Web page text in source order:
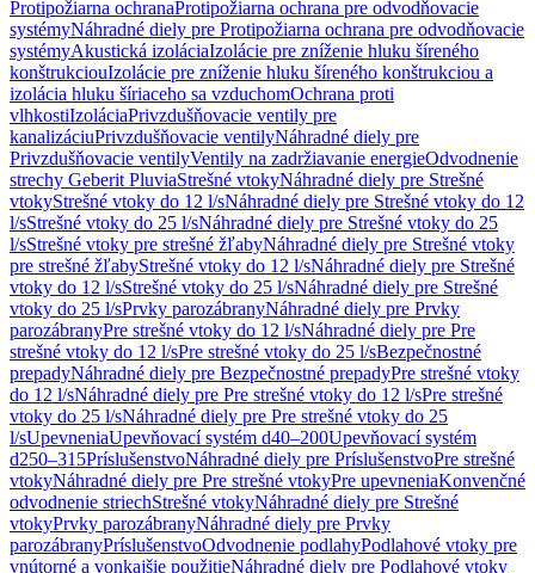
Protipožiarna ochranaProtipožiarna ochrana pre odvodňovacie
systémyNáhradné diely pre Protipožiarna ochrana pre odvodňovacie
systémyAkustická izoláciaIzolácie pre zníženie hluku šíreného
konštrukciouIzolácie pre zníženie hluku šíreného konštrukciou a
izolácia hluku šíriaceho sa vzduchomOchrana proti
vlhkostiIzoláciaPrivzdušňovacie ventily pre
kanalizáciuPrivzdušňovacie ventilyNáhradné diely pre
Privzdušňovacie ventilyVentily na zadržiavanie energieOdvodnenie
strechy Geberit PluviaStrešné vtokyNáhradné diely pre Strešné
vtokyStrešné vtoky do 12 l/sNáhradné diely pre Strešné vtoky do 12
l/sStrešné vtoky do 25 l/sNáhradné diely pre Strešné vtoky do 25
l/sStrešné vtoky pre strešné žľabyNáhradné diely pre Strešné vtoky
pre strešné žľabyStrešné vtoky do 12 l/sNáhradné diely pre Strešné
vtoky do 12 l/sStrešné vtoky do 25 l/sNáhradné diely pre Strešné
vtoky do 25 l/sPrvky parozábranyNáhradné diely pre Prvky
parozábranyPre strešné vtoky do 12 l/sNáhradné diely pre Pre
strešné vtoky do 12 l/sPre strešné vtoky do 25 l/sBezpečnostné
prepadyNáhradné diely pre Bezpečnostné prepadyPre strešné vtoky
do 12 l/sNáhradné diely pre Pre strešné vtoky do 12 l/sPre strešné
vtoky do 25 l/sNáhradné diely pre Pre strešné vtoky do 25
l/sUpevneniaUpevňovací systém d40–200Upevňovací systém
d250–315PríslušenstvoNáhradné diely pre PríslušenstvoPre strešné
vtokyNáhradné diely pre Pre strešné vtokyPre upevneniaKonvenčné
odvodnenie striechStrešné vtokyNáhradné diely pre Strešné
vtokyPrvky parozábranyNáhradné diely pre Prvky
parozábranyPríslušenstvoOdvodnenie podlahyPodlahové vtoky pre
vnútorné a vonkajšie použitieNáhradné diely pre Podlahové vtoky